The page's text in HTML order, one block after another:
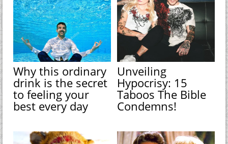
Why this ordinary
drink is the secret
to feeling your
best every day
Unveiling
Hypocrisy: 15
Taboos The Bible
Condemns!